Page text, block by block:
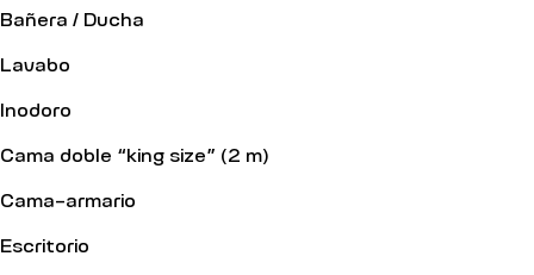
Bañera / Ducha
Lavabo
Inodoro
Cama doble “king size” (2 m)
Cama-armario
Escritorio